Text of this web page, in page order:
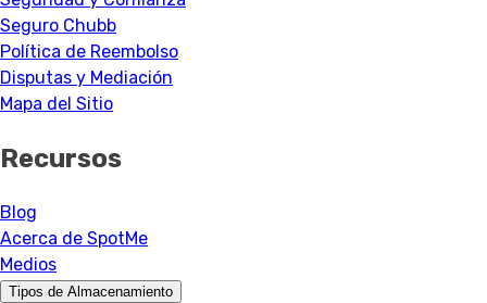
Seguro Chubb
Política de Reembolso
Disputas y Mediación
Mapa del Sitio
Recursos
Blog
Acerca de SpotMe
Medios
Tipos de Almacenamiento